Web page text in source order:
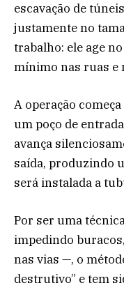
escavação de
justamente no
trabalho: ele age
mínimo nas ruas e
A operação
um poço de
avança
saída, produzindo
será instalada a
Por ser uma
impedindo
nas vias —, o
destrutivo” e tem